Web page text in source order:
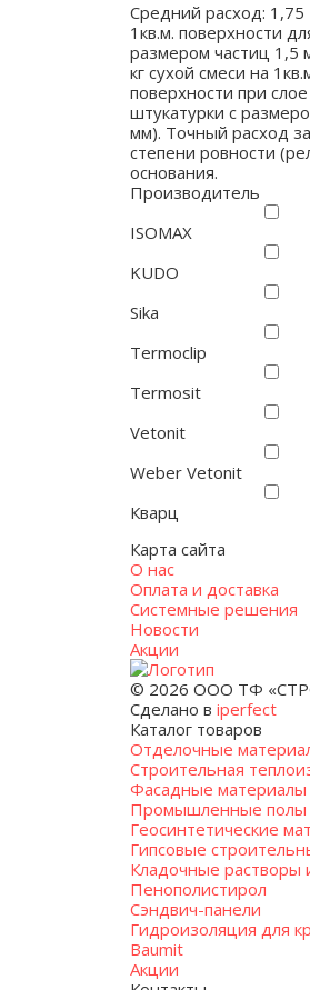
Средний расход: 1,75
1кв.м. поверхности
размером частиц 1,5
кг сухой смеси на
поверхности при
штукатурки с
мм). Точный расход
степени ровности
основания.
Производитель
ISOMAX
KUDO
Sika
Termoclip
Termosit
Vetonit
Weber Vetonit
Кварц
Карта сайта
О нас
Оплата и доставка
Системные решения
Новости
Акции
© 2026 ООО ТФ
Сделано в iperfect
Каталог товаров
Отделочные
Строительная
Фасадные материалы
Промышленные полы
Геосинтетические
Гипсовые
Кладочные растворы
Пенополистирол
Сэндвич-панели
Гидроизоляция для
Baumit
Акции